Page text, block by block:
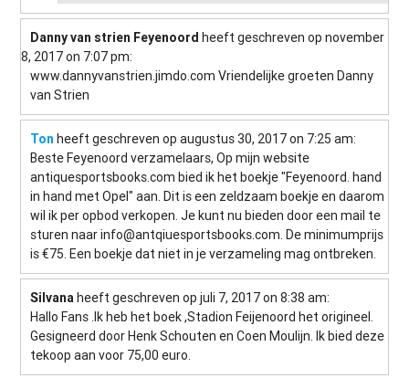
Danny van strien Feyenoord heeft geschreven op november
8, 2017on 7:07 pm:
www.dannyvanstrien.jimdo.com Vriendelijke groeten Danny
van Strien
Ton heeft geschreven op augustus 30, 2017on 7:25 am:
Beste Feyenoord verzamelaars, Op mijn website
antiquesportsbooks.com bied ik het boekje "Feyenoord. hand
in hand met Opel" aan. Dit is een zeldzaam boekje en daarom
wil ik per opbod verkopen. Je kunt nu bieden door een mail te
sturen naarinfo@antqiuesportsbooks.com. De minimumprijs
is €75. Een boekje dat niet in je verzameling mag ontbreken.
Silvanaheeft geschreven op juli 7, 2017on 8:38 am:
Hallo Fans .Ik heb het boek ,Stadion Feijenoord het origineel.
Gesigneerd door Henk Schouten en Coen Moulijn. Ik bied deze
tekoop aan voor 75,00 euro.